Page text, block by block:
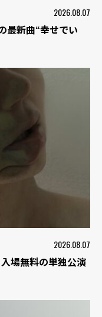
2026.08.07
最新曲“幸せでい
2026.08.07
場無料の単独公演